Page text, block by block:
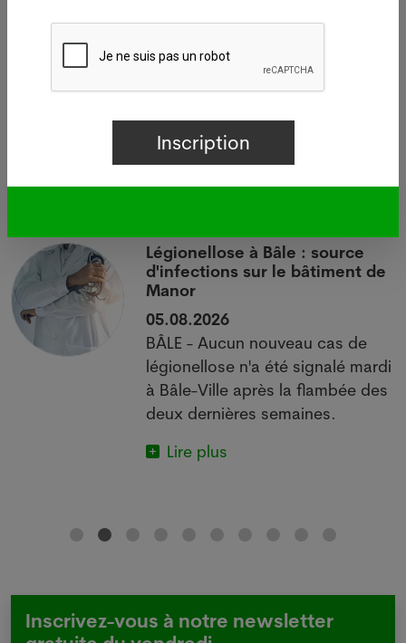
Votre offre d’emploi PUSH ici
Légionellose à Bâle : source
d'infections sur le bâtiment de
Manor
05.08.2026
BÂLE - Aucun nouveau cas de
légionellose n'a été signalé mardi
à Bâle-Ville après la flambée des
deux dernières semaines.
Lire plus
Inscrivez-vous à notre newsletter